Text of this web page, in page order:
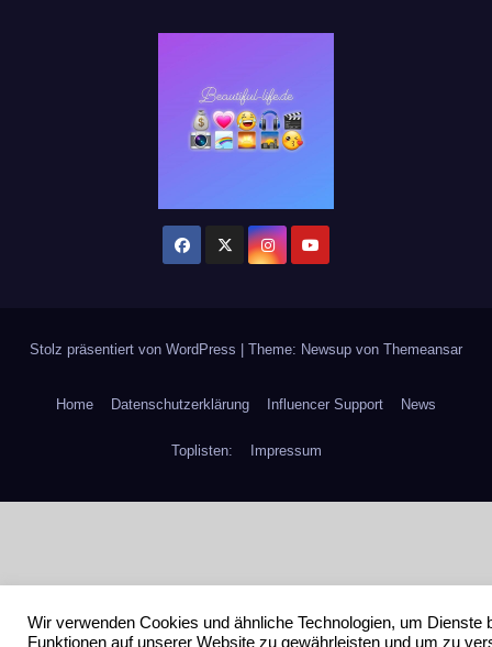
Stolz präsentiert von WordPress Theme: Newsup von Themeansar
Home Datenschutzerklärung Influencer Support News
Toplisten: Impressum
Wir verwenden Cookies und ähnliche Technologien, um Dienste
Funktionen auf unserer Website zu gewährleisten und um zu